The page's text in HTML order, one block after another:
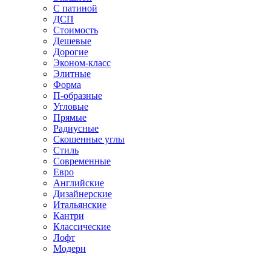
С патиной
ДСП
Стоимость
Дешевые
Дорогие
Эконом-класс
Элитные
Форма
П-образные
Угловые
Прямые
Радиусные
Скошенные углы
Стиль
Современные
Евро
Английские
Дизайнерские
Итальянские
Кантри
Классические
Лофт
Модерн